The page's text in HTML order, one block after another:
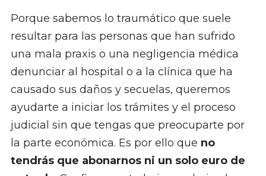
Porque sabemos lo traumático que suele
resultar para las personas que han sufrido
una mala praxis o una negligencia médica
denunciar al hospital o a la clínica que ha
causado sus daños y secuelas, queremos
ayudarte a iniciar los trámites y el proceso
judicial sin que tengas que preocuparte por
la parte económica. Es por ello que no
tendrás que abonarnos ni un solo euro de